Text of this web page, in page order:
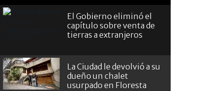
El Gobierno eliminó el
capítulo sobre venta de
tierras a extranjeros
La Ciudad le devolvió a su
dueño un chalet
usurpado en Floresta